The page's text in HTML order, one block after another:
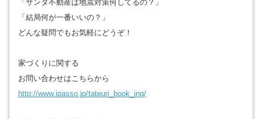
「サンタ不動産は地震対策何してるの？」
「結局何が一番いいの？」
どんな疑問でもお気軽にどうぞ！
家づくりに関する
お問い合わせはこちらから
http://www.ipasso.jp/tateuri_book_inq/